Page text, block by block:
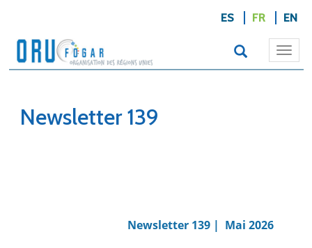
ES FR EN
Newsletter 139
Newsletter 139 | Mai 2026